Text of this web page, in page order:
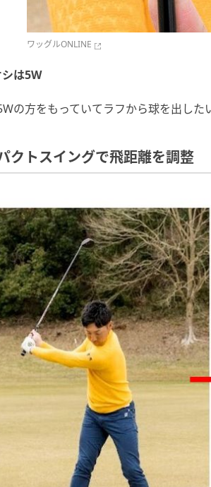
ワッグルONLINE
は5W
の方をもっていてラフから球を出し
クトスイングで飛距離を調整